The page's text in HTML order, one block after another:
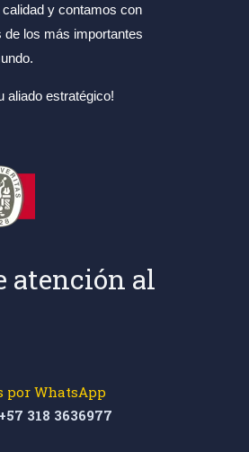
y contamos con
de los más importantes
aliado estratégico!
atención al
por WhatsApp
318 3636977